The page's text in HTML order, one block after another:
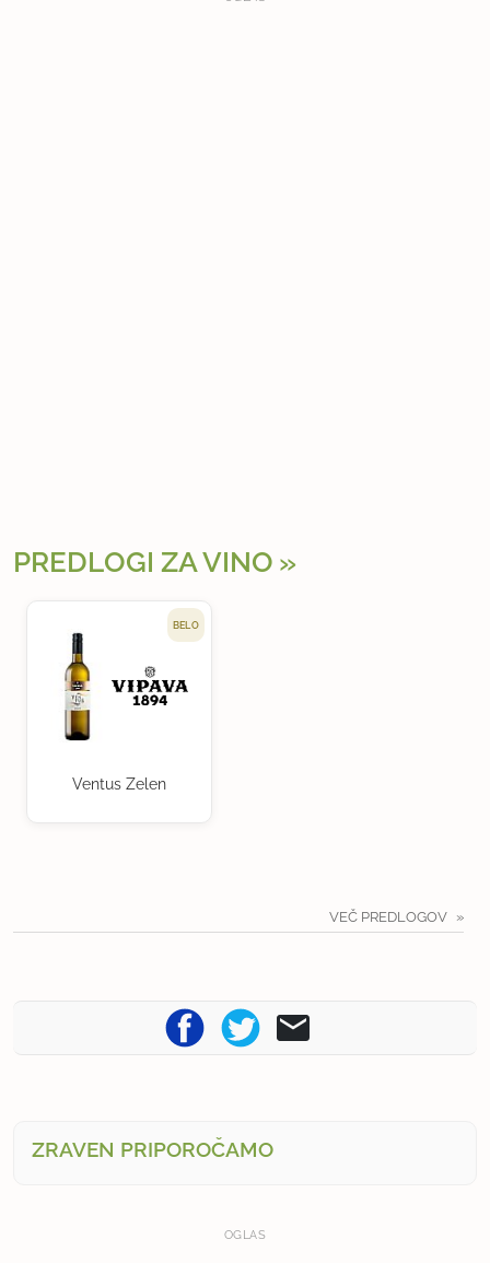
PREDLOGI ZA VINO
BELO
Ventus Zelen
VEČ PREDLOGOV
ZRAVEN PRIPOROČAMO
OGLAS